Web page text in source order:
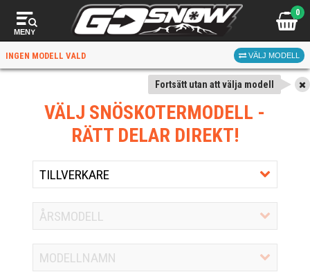
MENY
0
INGEN MODELL VALD VÄLJ MODELL
Fortsätt utan att välja modell
VÄLJ SNÖSKOTERMODELL -
RÄTT DELAR DIREKT!